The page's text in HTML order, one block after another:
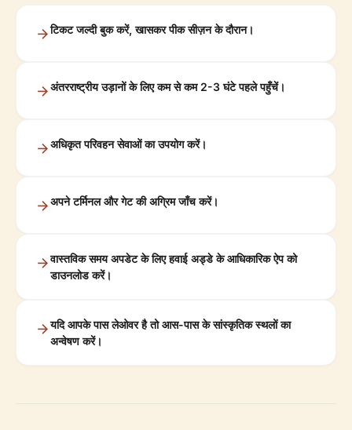
टिकट जल्दी बुक करें, खासकर पीक सीज़न के दौरान।
अंतरराष्ट्रीय उड़ानों के लिए कम से कम 2-3 घंटे पहले पहुँचें।
अधिकृत परिवहन सेवाओं का उपयोग करें।
अपने टर्मिनल और गेट की अग्रिम जाँच करें।
वास्तविक समय अपडेट के लिए हवाई अड्डे के आधिकारिक ऐप को
डाउनलोड करें।
यदि आपके पास लेओवर है तो आस-पास के सांस्कृतिक स्थलों का
अन्वेषण करें।